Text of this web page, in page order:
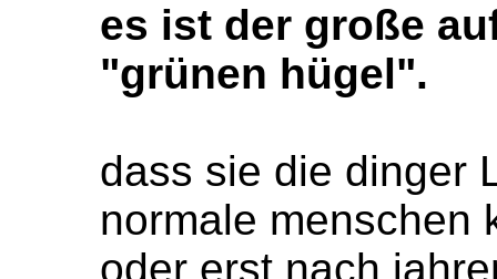
es ist der große
"grünen hügel".
dass sie die dinger
normale menschen
oder erst nach